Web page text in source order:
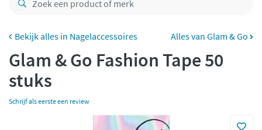
Nagelaccessoires Alles van Glam & Go
Glam & Go Fashion Tape 50
stuks
Schrijf als eerste een review